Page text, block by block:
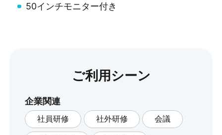
50インチモニター付き
ご利用シーン
企業関連
社員研修 社外研修 会議